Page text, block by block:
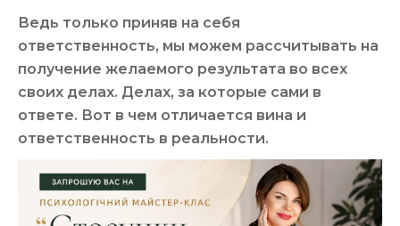
Ведь только приняв на себя
ответственность, мы можем рассчитывать на
получение желаемого результата во всех
своих делах. Делах, за которые сами в
ответе. Вот в чем отличается вина и
ответственность в реальности.